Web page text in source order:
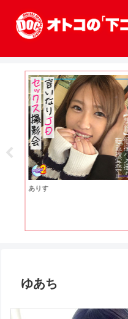
ありす
ゆあち